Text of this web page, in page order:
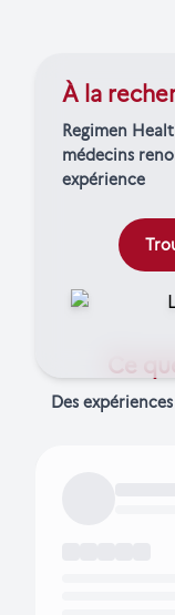
À la
Regimen
médecins
expérience
Ce
Des